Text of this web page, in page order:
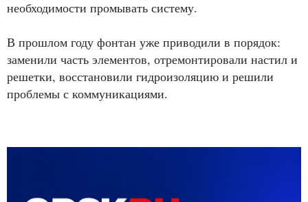
необходимости промывать систему.
В прошлом году фонтан уже приводили в порядок:
заменили часть элементов, отремонтировали настил и
решетки, восстановили гидроизоляцию и решили
проблемы с коммуникациями.